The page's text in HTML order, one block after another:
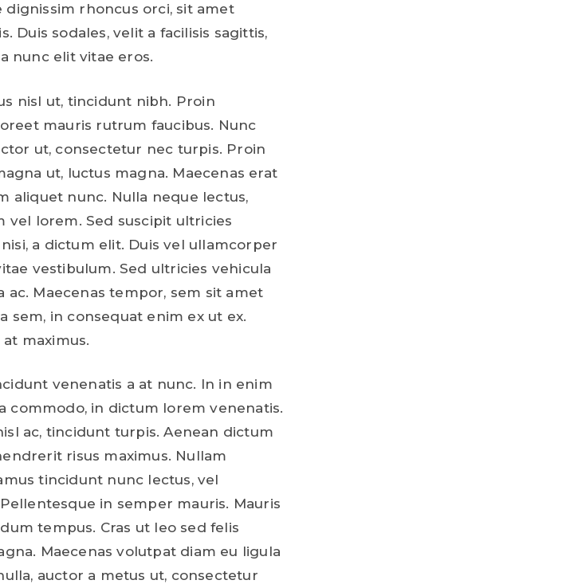
dignissim rhoncus orci, sit amet
Duis sodales, velit a facilisis sagittis,
nunc elit vitae eros.
nisl ut, tincidunt nibh. Proin
mauris rutrum faucibus. Nunc
ut, consectetur nec turpis. Proin
ut, luctus magna. Maecenas erat
aliquet nunc. Nulla neque lectus,
vel lorem. Sed suscipit ultricies
a dictum elit. Duis vel ullamcorper
vestibulum. Sed ultricies vehicula
ac. Maecenas tempor, sem sit amet
sem, in consequat enim ex ut ex.
maximus.
venenatis a at nunc. In in enim
commodo, in dictum lorem venenatis.
ac, tincidunt turpis. Aenean dictum
risus maximus. Nullam
tincidunt nunc lectus, vel
in semper mauris. Mauris
tempus. Cras ut leo sed felis
Maecenas volutpat diam eu ligula
auctor a metus ut, consectetur